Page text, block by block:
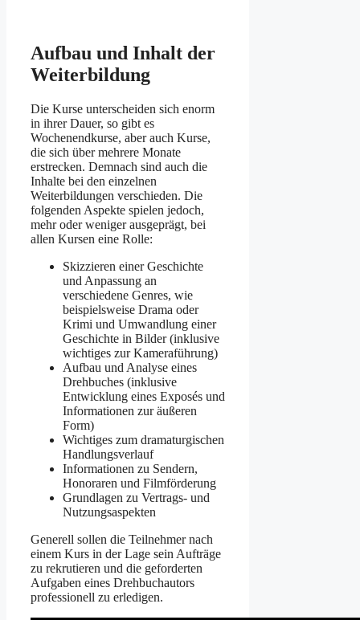
Aufbau und Inhalt der
Weiterbildung
Die Kurse unterscheiden sich enorm
in ihrer Dauer, so gibt es
Wochenendkurse, aber auch Kurse,
die sich über mehrere Monate
erstrecken. Demnach sind auch die
Inhalte bei den einzelnen
Weiterbildungen verschieden. Die
folgenden Aspekte spielen jedoch,
mehr oder weniger ausgeprägt, bei
allen Kursen eine Rolle:
Skizzieren einer Geschichte
und Anpassung an
verschiedene Genres, wie
beispielsweise Drama oder
Krimi und Umwandlung einer
Geschichte in Bilder (inklusive
wichtiges zur Kameraführung)
Aufbau und Analyse eines
Drehbuches (inklusive
Entwicklung eines Exposés und
Informationen zur äußeren
Form)
Wichtiges zum dramaturgischen
Handlungsverlauf
Informationen zu Sendern,
Honoraren und Filmförderung
Grundlagen zu Vertrags- und
Nutzungsaspekten
Generell sollen die Teilnehmer nach
einem Kurs in der Lage sein Aufträge
zu rekrutieren und die geforderten
Aufgaben eines Drehbuchautors
professionell zu erledigen.